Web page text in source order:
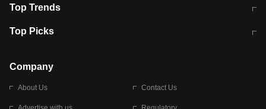
10 अगस्त को विधानसभा का घेराव करेंगे
Top Trends
RBI का नया नियम: अब बैंकों को अपनी सभी
Top Picks
बारिश की चेतावनी
Company
About Us Contact Us